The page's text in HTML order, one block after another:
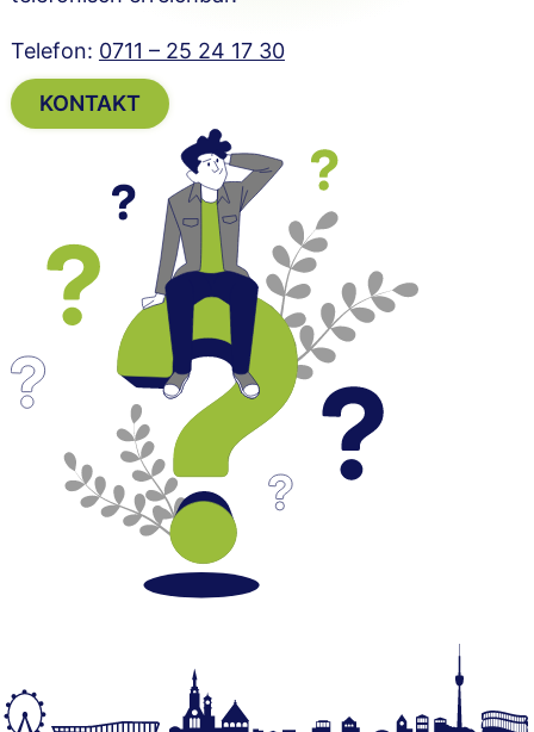
Telefon: 0711 – 25 24 17 30
KONTAKT